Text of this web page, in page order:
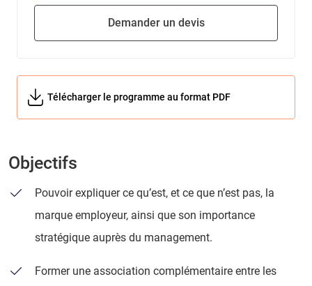
Demander un devis
Télécharger le programme au format PDF
Objectifs
Pouvoir expliquer ce qu’est, et ce que n’est pas, la
marque employeur, ainsi que son importance
stratégique auprès du management.
Former une association complémentaire entre les